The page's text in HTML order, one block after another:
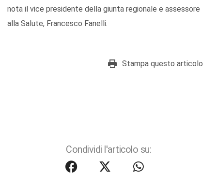
nota il vice presidente della giunta regionale e assessore
alla Salute, Francesco Fanelli.
Stampa questo articolo
Condividi l'articolo su: